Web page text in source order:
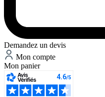
Demandez un devis
Mon compte
Mon panier